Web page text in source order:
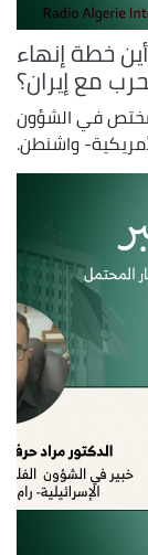
خطة إنهاء
مع إيران؟
مختص في الشؤون
واشنطن.